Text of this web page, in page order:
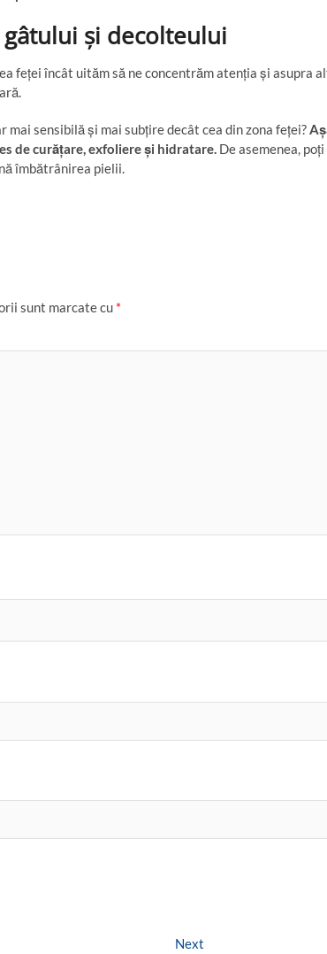
și decolteului
feței încât uităm să ne concentrăm atenția și asupra
sensibilă și mai subțire decât cea din zona feței?
de curățare, exfoliere și hidratare. De asemenea,
îmbătrânirea pielii.
sunt marcate cu *
Next